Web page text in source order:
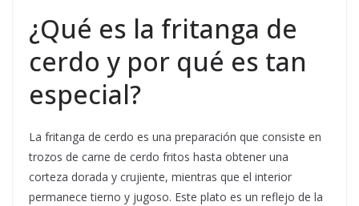
¿Qué es la fritanga de
cerdo y por qué es tan
especial?
La fritanga de cerdo es una preparación que consiste en
trozos de carne de cerdo fritos hasta obtener una
corteza dorada y crujiente, mientras que el interior
permanece tierno y jugoso. Este plato es un reflejo de la